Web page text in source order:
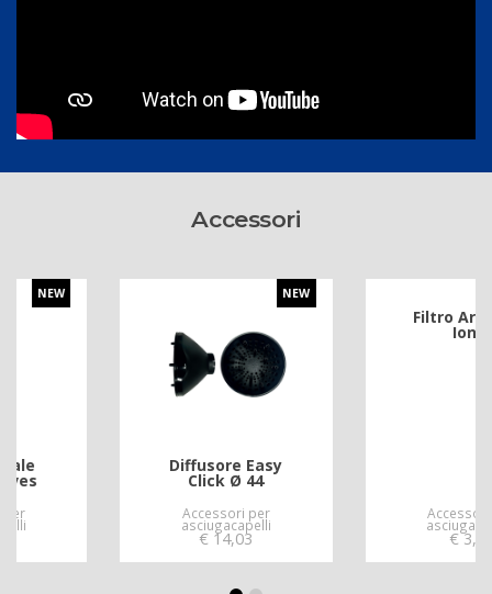
Accessori
Diffusore Easy
Filtro Aria Dual